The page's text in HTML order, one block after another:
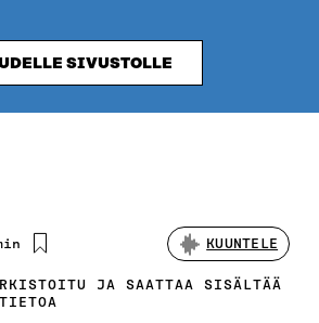
SIVUSTOLLE
KUUNTELE
JA SAATTAA SISÄLTÄÄ